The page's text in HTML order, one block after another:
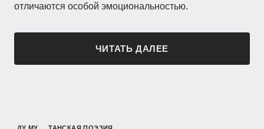
отличаются особой эмоциональностью.
ЧИТАТЬ ДАЛЕЕ